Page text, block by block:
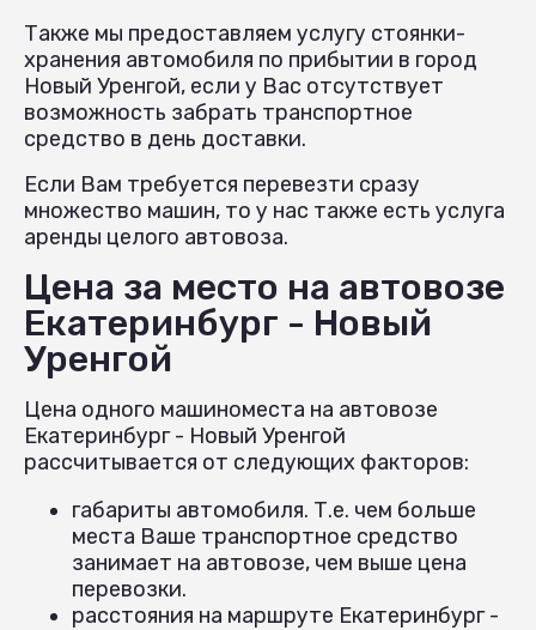
Также мы предоставляем услугу стоянки-
хранения автомобиля по прибытии в город
Новый Уренгой, если у Вас отсутствует
возможность забрать транспортное
средство в день доставки.
Если Вам требуется перевезти сразу
множество машин, то у нас также есть услуга
аренды целого автовоза.
Цена за место на автовозе
Екатеринбург - Новый
Уренгой
Цена одного машиноместа на автовозе
Екатеринбург - Новый Уренгой
рассчитывается от следующих факторов:
габариты автомобиля. Т.е. чем больше
места Ваше транспортное средство
занимает на автовозе, чем выше цена
перевозки.
расстояния на маршруте Екатеринбург -